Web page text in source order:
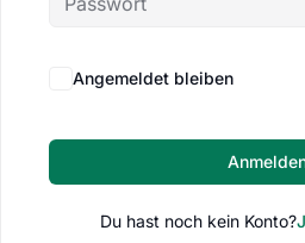
Angemeldet bleiben
Du hast noch kein Konto?